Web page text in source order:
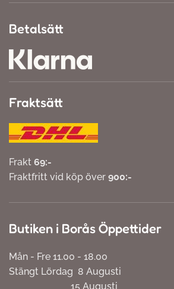
Betalsätt
Fraktsätt
Frakt 69:-
Fraktfritt vid köp över 900:-
Butiken i Borås Öppettider
Mån - Fre 11.00 - 18.00
Stängt Lördag 8 Augusti
15 Augusti